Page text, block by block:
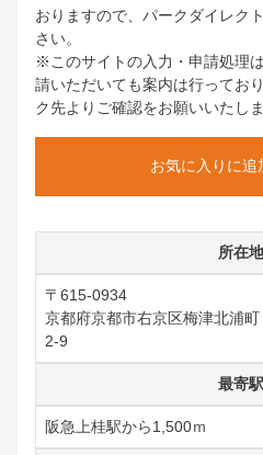
おりますので、パークダイレク
さい。
※このサイトの入力・申請処理
請いただいても案内は行ってお
ク先よりご確認をお願いいたしま
お気に入りに追
所在地
〒615-0934
京都府京都市右京区梅津北浦町
2-9
最寄駅
阪急上桂駅から1,500ｍ